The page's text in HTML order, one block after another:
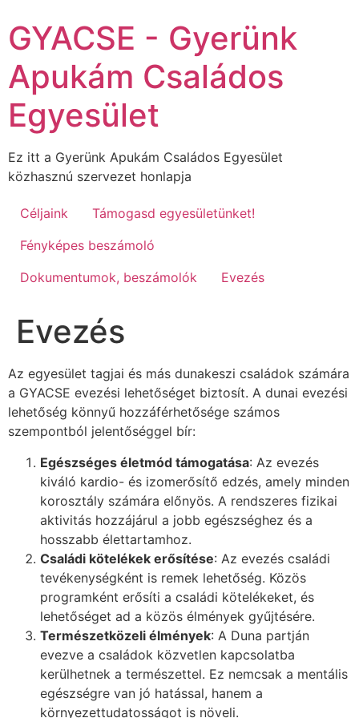
tartalomhoz
GYACSE - Gyerünk
Apukám Családos
Egyesület
Ez itt a Gyerünk Apukám Családos Egyesület
közhasznú szervezet honlapja
Céljaink
Támogasd egyesületünket!
Fényképes beszámoló
Dokumentumok, beszámolók
Evezés
Evezés
Az egyesület tagjai és más dunakeszi családok számára
a GYACSE evezési lehetőséget biztosít. A dunai evezési
lehetőség könnyű hozzáférhetősége számos
szempontból jelentőséggel bír:
Egészséges életmód támogatása: Az evezés
kiváló kardio- és izomerősítő edzés, amely minden
korosztály számára előnyös. A rendszeres fizikai
aktivitás hozzájárul a jobb egészséghez és a
hosszabb élettartamhoz.
Családi kötelékek erősítése: Az evezés családi
tevékenységként is remek lehetőség. Közös
programként erősíti a családi kötelékeket, és
lehetőséget ad a közös élmények gyűjtésére.
Természetközeli élmények: A Duna partján
evezve a családok közvetlen kapcsolatba
kerülhetnek a természettel. Ez nemcsak a mentális
egészségre van jó hatással, hanem a
környezettudatosságot is növeli.